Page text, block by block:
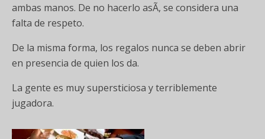
ambas manos. De no hacerlo asÃ­, se considera una
falta de respeto.
De la misma forma, los regalos nunca se deben abrir
en presencia de quien los da.
La gente es muy supersticiosa y terriblemente
jugadora.